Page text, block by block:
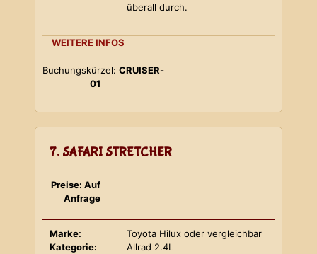
überall durch.
WEITERE INFOS
Buchungskürzel: CRUISER-
01
7. SAFARI STRETCHER
Preise: Auf
Anfrage
Marke:
Toyota Hilux oder vergleichbar
Kategorie:
Allrad 2.4L